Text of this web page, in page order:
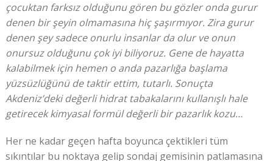
çocuktan farksız olduğunu gören bu gözler onda gurur
denen bir şeyin olmamasına hiç şaşırmıyor. Zira gurur
denen şey sadece onurlu insanlar da olur ve onun
onursuz olduğunu çok iyi biliyoruz. Gene de hayatta
kalabilmek için hemen o anda pazarlığa başlama
yüzsüzlüğünü de taktir ettim, tutarlı. Sonuçta
Akdeniz’deki değerli hidrat tabakalarını kullanışlı hale
getirecek kimyasal formül değerli bir pazarlık kozu…
Her ne kadar geçen hafta boyunca çektikleri tüm
sıkıntılar bu noktaya gelip sondaj gemisinin patlamasına